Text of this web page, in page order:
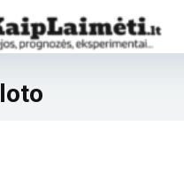
loto